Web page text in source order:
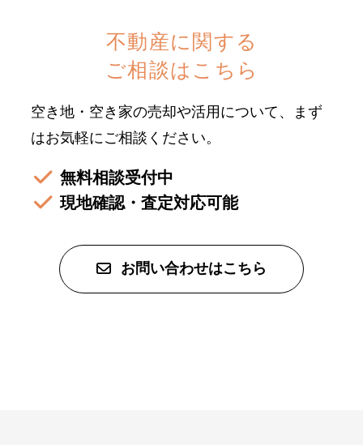
不動産に関する
ご相談はこちら
空き地・空き家の売却や活用について、まず
はお気軽にご相談ください。
無料相談受付中
現地確認・査定対応可能
お問い合わせはこちら